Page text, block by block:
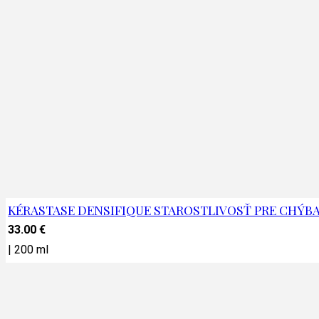
KÉRASTASE DENSIFIQUE STAROSTLIVOSŤ PRE
33.00€
|200 ml